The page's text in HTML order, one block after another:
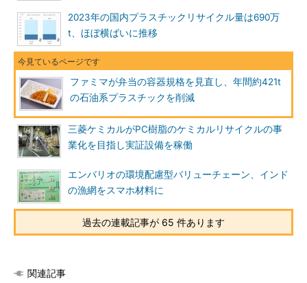
2023年の国内プラスチックリサイクル量は690万
t、ほぼ横ばいに推移
ファミマが弁当の容器規格を見直し、年間約421t
の石油系プラスチックを削減
三菱ケミカルがPC樹脂のケミカルリサイクルの事
業化を目指し実証設備を稼働
エンバリオの環境配慮型バリューチェーン、インド
の漁網をスマホ材料に
過去の連載記事が 65 件あります
関連記事